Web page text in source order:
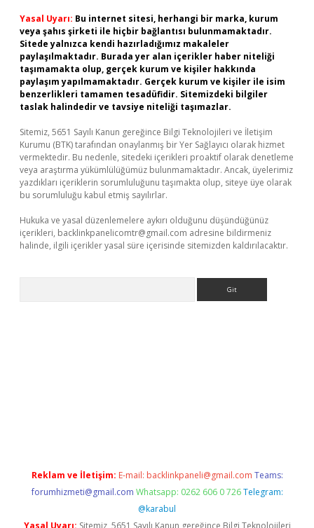
Yasal Uyarı: Bu internet sitesi, herhangi bir marka, kurum
veya şahıs şirketi ile hiçbir bağlantısı bulunmamaktadır.
Sitede yalnızca kendi hazırladığımız makaleler
paylaşılmaktadır. Burada yer alan içerikler haber niteliği
taşımamakta olup, gerçek kurum ve kişiler hakkında
paylaşım yapılmamaktadır. Gerçek kurum ve kişiler ile isim
benzerlikleri tamamen tesadüfidir. Sitemizdeki bilgiler
taslak halindedir ve tavsiye niteliği taşımazlar.
Sitemiz, 5651 Sayılı Kanun gereğince Bilgi Teknolojileri ve İletişim
Kurumu (BTK) tarafından onaylanmış bir Yer Sağlayıcı olarak hizmet
vermektedir. Bu nedenle, sitedeki içerikleri proaktif olarak denetleme
veya araştırma yükümlülüğümüz bulunmamaktadır. Ancak, üyelerimiz
yazdıkları içeriklerin sorumluluğunu taşımakta olup, siteye üye olarak
bu sorumluluğu kabul etmiş sayılırlar.
Hukuka ve yasal düzenlemelere aykırı olduğunu düşündüğünüz
içerikleri, backlinkpanelicomtr@gmail.com adresine bildirmeniz
halinde, ilgili içerikler yasal süre içerisinde sitemizden kaldırılacaktır.
Reklam ve İletişim: E-mail: backlinkpaneli@gmail.com Teams:
forumhizmeti@gmail.com Whatsapp: 0262 606 0 726 Telegram:
@karabul
Yasal Uyarı: Sitemiz, 5651 Sayılı Kanun gereğince Bilgi Teknolojileri